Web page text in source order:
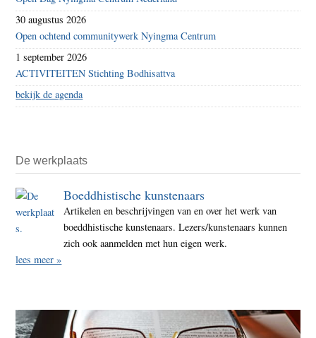
30 augustus 2026
Open ochtend communitywerk Nyingma Centrum
1 september 2026
ACTIVITEITEN Stichting Bodhisattva
bekijk de agenda
De werkplaats
Boeddhistische kunstenaars
Artikelen en beschrijvingen van en over het werk van
boeddhistische kunstenaars. Lezers/kunstenaars kunnen
zich ook aanmelden met hun eigen werk.
lees meer »